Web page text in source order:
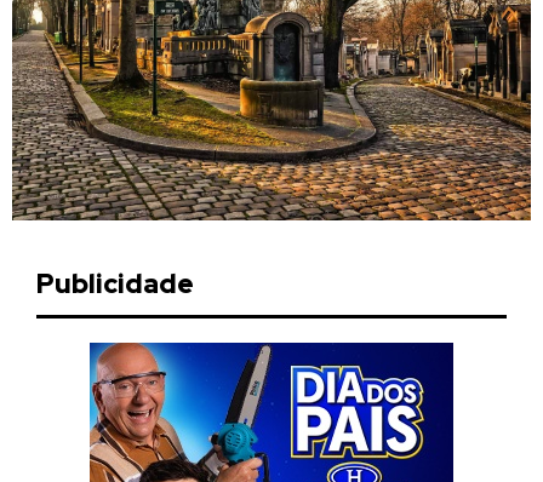
Publicidade